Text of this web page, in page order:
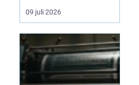
trånga mötesrum och
brus från citytrafiken.
stället lugna, personliga
anläggningar strax
utanför stan där gruppen
kan fokusera, arbeta
09 juli 2026